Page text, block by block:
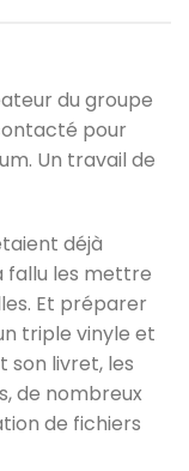
du groupe
pour
Un travail de
déjà
fallu les mettre
Et préparer
triple vinyle et
son livret, les
de nombreux
de fichiers